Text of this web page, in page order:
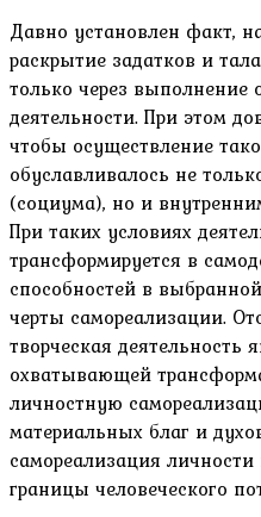
Давно установлен факт,
раскрытие задатков и
только через
деятельности. При этом
чтобы осуществление
обуславливалось не
(социума), но и
При таких условиях
трансформируется в
способностей в
черты самореализации.
творческая деятельность
охватывающей
личностную
материальных благ и
самореализация
границы человеческого